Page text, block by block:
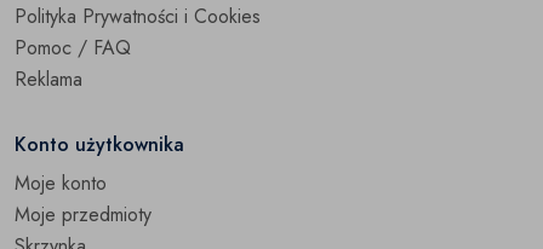
Polityka Prywatności i Cookies
Pomoc / FAQ
Reklama
Konto użytkownika
Moje konto
Moje przedmioty